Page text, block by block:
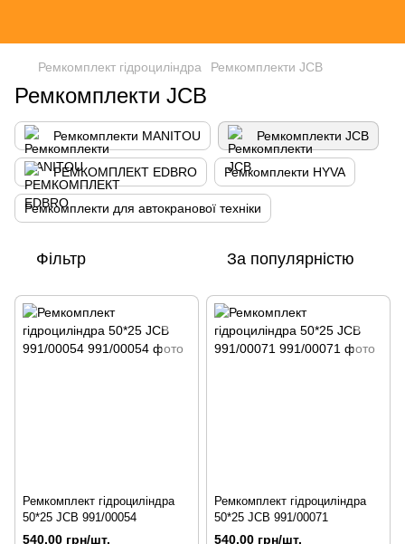
Ремкомплект гідроциліндра Ремкомплекти JCB
Ремкомплекти JCB
Ремкомплекти MANITOU Ремкомплекти JCB
РЕМКОМПЛЕКТ EDBRO Ремкомплекти HYVA
Ремкомплекти для автокранової техніки
Фільтр За популярністю
Ремкомплект гідроциліндра
50*25 JCB 991/00054
540.00 грн/шт.
Ремкомплект гідроциліндра
50*25 JCB 991/00071
540.00 грн/шт.